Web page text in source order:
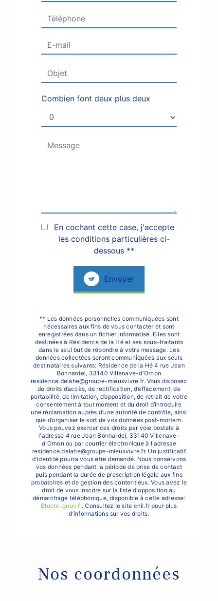
Combien font deux plus deux
En cochant cette case, j'accepte
les conditions particulières ci-
dessous **
Envoyer
** Les données personnelles communiquées sont
nécessaires aux fins de vous contacter et sont
enregistrées dans un fichier informatisé. Elles sont
destinées à Résidence de la Hé et ses sous-traitants
dans le seul but de répondre à votre message. Les
données collectées seront communiquées aux seuls
destinataires suivants: Résidence de la Hé 4 rue Jean
Bonnardel, 33140 Villenave-d'Ornon
residence.delahe@groupe-mieuxvivre.fr. Vous disposez
de droits d’accès, de rectification, d’effacement, de
portabilité, de limitation, d’opposition, de retrait de votre
consentement à tout moment et du droit d’introduire
une réclamation auprès d’une autorité de contrôle, ainsi
que d’organiser le sort de vos données post-mortem.
Vous pouvez exercer ces droits par voie postale à
l'adresse 4 rue Jean Bonnardel, 33140 Villenave-
d'Ornon ou par courrier électronique à l'adresse
residence.delahe@groupe-mieuxvivre.fr. Un justificatif
d'identité pourra vous être demandé. Nous conservons
vos données pendant la période de prise de contact
puis pendant la durée de prescription légale aux fins
probatoires et de gestion des contentieux. Vous avez le
droit de vous inscrire sur la liste d'opposition au
démarchage téléphonique, disponible à cette adresse:
Bloctel.gouv.fr. Consultez le site cnil.fr pour plus
d’informations sur vos droits.
Nos coordonnées